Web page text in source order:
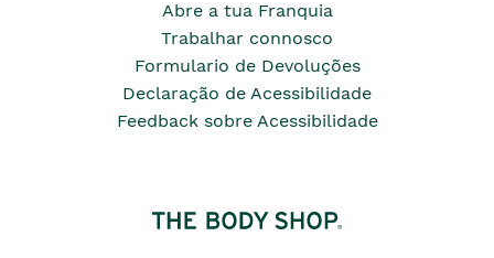
Abre a tua Franquia
Trabalhar connosco
Formulario de Devoluções
Declaração de Acessibilidade
Feedback sobre Acessibilidade